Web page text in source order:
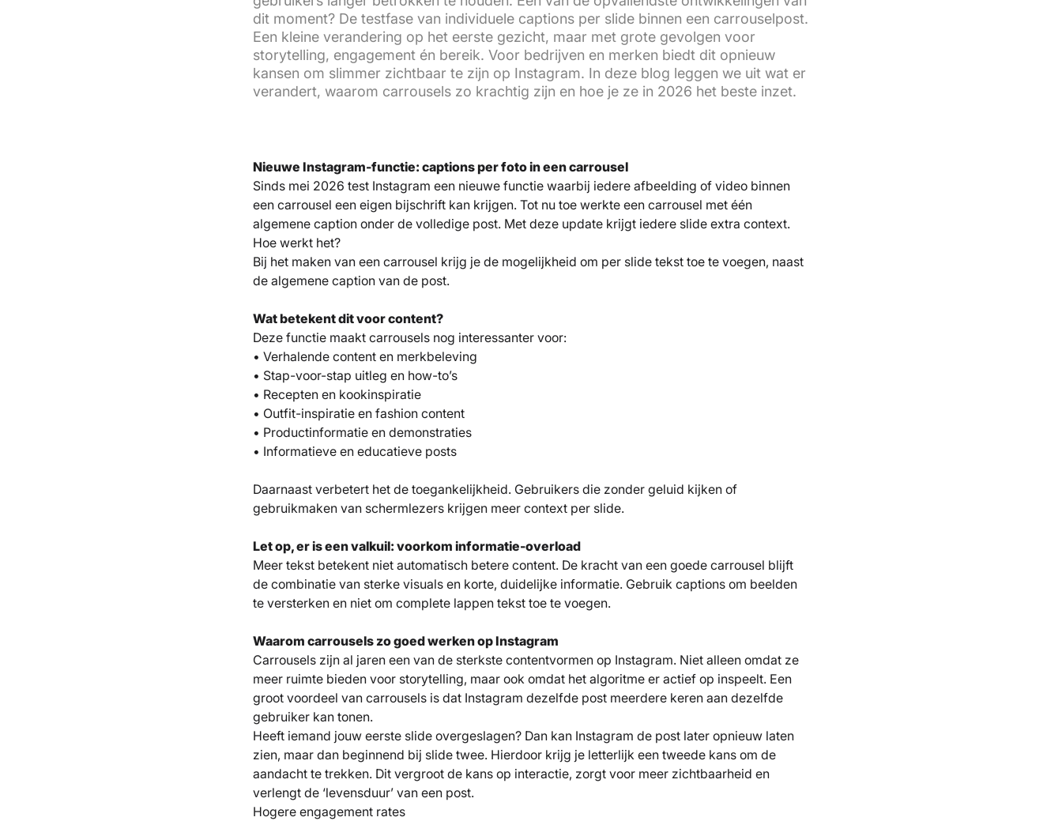
dit moment? De testfase van individuele captions per slide binnen een carrouselpost.
Een kleine verandering op het eerste gezicht, maar met grote gevolgen voor
storytelling, engagement én bereik. Voor bedrijven en merken biedt dit opnieuw
kansen om slimmer zichtbaar te zijn op Instagram. In deze blog leggen we uit wat er
verandert, waarom carrousels zo krachtig zijn en hoe je ze in 2026 het beste inzet.
Nieuwe Instagram-functie: captions per foto in een carrousel
Sinds mei 2026 test Instagram een nieuwe functie waarbij iedere afbeelding of video binnen
een carrousel een eigen bijschrift kan krijgen. Tot nu toe werkte een carrousel met één
algemene caption onder de volledige post. Met deze update krijgt iedere slide extra context.
Hoe werkt het?
Bij het maken van een carrousel krijg je de mogelijkheid om per slide tekst toe te voegen, naast
de algemene caption van de post.
Wat betekent dit voor content?
Deze functie maakt carrousels nog interessanter voor:
• Verhalende content en merkbeleving
• Stap-voor-stap uitleg en how-to’s
• Recepten en kookinspiratie
• Outfit-inspiratie en fashion content
• Productinformatie en demonstraties
• Informatieve en educatieve posts
Daarnaast verbetert het de toegankelijkheid. Gebruikers die zonder geluid kijken of
gebruikmaken van schermlezers krijgen meer context per slide.
Let op, er is een valkuil: voorkom informatie-overload
Meer tekst betekent niet automatisch betere content. De kracht van een goede carrousel blijft
de combinatie van sterke visuals en korte, duidelijke informatie. Gebruik captions om beelden
te versterken en niet om complete lappen tekst toe te voegen.
Waarom carrousels zo goed werken op Instagram
Carrousels zijn al jaren een van de sterkste contentvormen op Instagram. Niet alleen omdat ze
meer ruimte bieden voor storytelling, maar ook omdat het algoritme er actief op inspeelt. Een
groot voordeel van carrousels is dat Instagram dezelfde post meerdere keren aan dezelfde
gebruiker kan tonen.
Heeft iemand jouw eerste slide overgeslagen? Dan kan Instagram de post later opnieuw laten
zien, maar dan beginnend bij slide twee. Hierdoor krijg je letterlijk een tweede kans om de
aandacht te trekken. Dit vergroot de kans op interactie, zorgt voor meer zichtbaarheid en
verlengt de ‘levensduur’ van een post.
Hogere engagement rates